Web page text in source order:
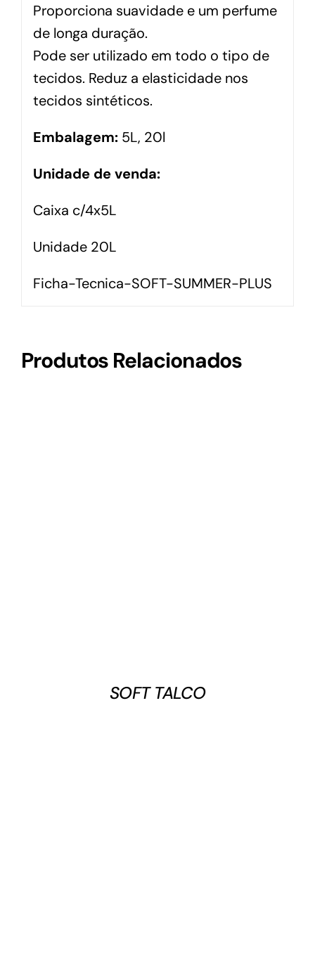
Proporciona suavidade e um perfume
de longa duração.
Pode ser utilizado em todo o tipo de
tecidos. Reduz a elasticidade nos
tecidos sintéticos.
Embalagem:5L, 20l
Unidade de venda:
Caixa c/4x5L
Unidade 20L
Ficha-Tecnica-SOFT-SUMMER-PLUS
Produtos Relacionados
SOFT TALCO